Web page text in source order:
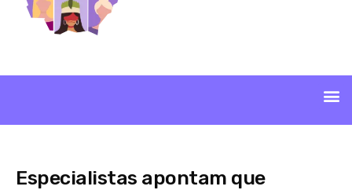
Especialistas apontam que